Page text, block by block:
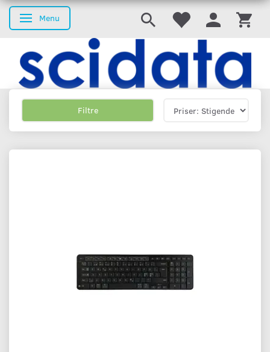
Skifte navigation
Menu
Filtre